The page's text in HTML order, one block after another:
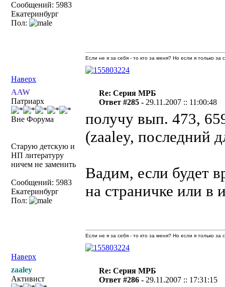
Сообщений: 5983
Екатеринбург
Пол:
Наверх
Если не я за себя - то кто за меня? Но если я только
AAW
Патриарх
Вне Форума
Старую детскую и
НП литературу
ничем не заменить
Сообщений: 5983
Екатеринбург
Пол:
Re: Серия МРБ
Ответ #285 - 29.11.2007 :: 11:00:48
получу вып. 473,
(zaaley, последний
Вадим, если будет
на страничке или
Наверх
Если не я за себя - то кто за меня? Но если я только
zaaley
Активист
Re: Серия МРБ
Ответ #286 - 29.11.2007 :: 17:31:15